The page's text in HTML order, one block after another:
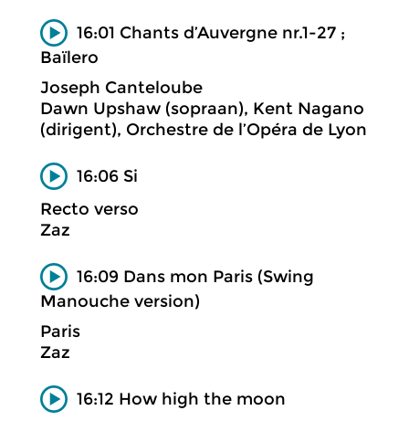
16:01 Chants d’Auvergne nr.1-27 ;
Baïlero
Joseph Canteloube
Dawn Upshaw (sopraan), Kent Nagano
(dirigent), Orchestre de l’Opéra de Lyon
16:06 Si
Recto verso
Zaz
16:09 Dans mon Paris (Swing
Manouche version)
Paris
Zaz
16:12 How high the moon